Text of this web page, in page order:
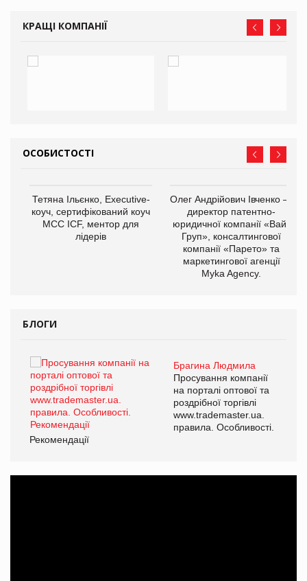
КРАЩІ КОМПАНІЇ
ОСОБИСТОСТІ
Тетяна Ільєнко, Executive-
коуч, сертифікований коуч
МСС ICF, ментор для
лідерів
Олег Андрійович Івченко —
директор патентно-
юридичної компанії «Вайз
Груп», консалтингової
компанії «Парето» та
маркетингової агенції
Myka Agency.
БЛОГИ
Брагина Людмила
Просування компанії
на порталі оптової та
роздрібної торгівлі
www.trademaster.ua.
правила. Особливості.
Рекомендації